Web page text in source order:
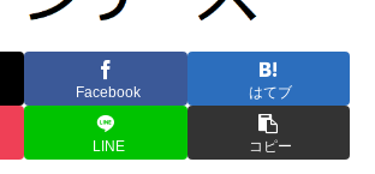
Facebook はてブ
LINE コピー